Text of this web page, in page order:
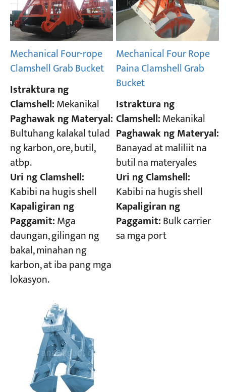
Mechanical Four-rope
Clamshell Grab Bucket
Istraktura ng
Clamshell:Mekanikal
Paghawak ng Materyal:
Bultuhang kalakal tulad
ng karbon, ore, butil,
atbp.
Uri ng Clamshell:
Kabibi na hugis shell
Kapaligiran ng
Paggamit:Mga
daungan, gilingan ng
bakal, minahan ng
karbon, at iba pang mga
lokasyon.
Mechanical Four Rope
Paina Clamshell Grab
Bucket
Istraktura ng
Clamshell:Mekanikal
Paghawak ng Materyal:
Banayad at maliliit na
butil na materyales
Uri ng Clamshell:
Kabibi na hugis shell
Kapaligiran ng
Paggamit:Bulk carrier
sa mga port